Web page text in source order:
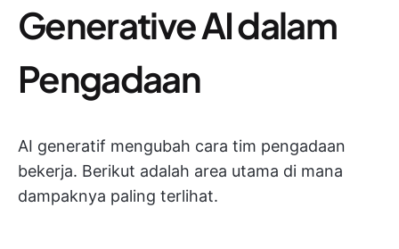
Generative AI dalam
Pengadaan
AI generatif mengubah cara tim pengadaan
bekerja. Berikut adalah area utama di mana
dampaknya paling terlihat.